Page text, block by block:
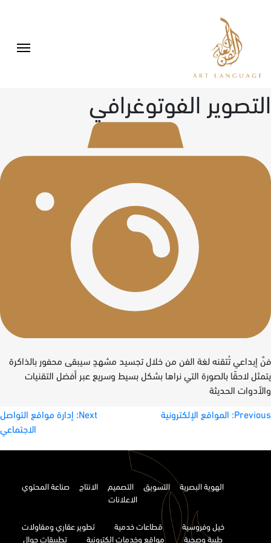
التصوير الفوتوغرافي
فنٌ إبداعي تُتقنه لغة الفن من خلال تجسيد مشهدٍ سيبقى محفور بالذاكرة
يتمثل لاحقًا بالصورة التي نراها بشكل بسيط وسريع عبر أفضل التقنيات
والأدوات الحديثة
تصفّح
Previous: المواقع الإلكترونية Next: إدارة مواقع التواصل
الاجتماعي
الهوية البصرية التسويق التصميم الانتاج
صناعة المحتوي
الاعلانات
خيل وفروسية قطاعات خدمية
تطوير عقاري ومقاولات
طبية وصحية
مواقع وخدمات الكترونية تطبيقات جوال